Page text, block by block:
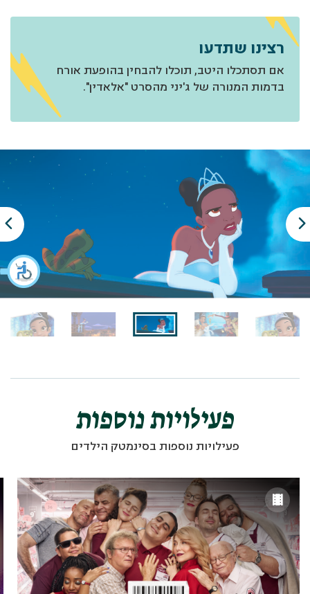
רצינו שתדעו
אם תסתכלו היטב, תוכלו להבחין בהופעת אורח
בדמות המנורה של ג'יני מהסרט "אלאדין".
פעילויות נוספות
פעילויות נוספות בסינמטק הילדים